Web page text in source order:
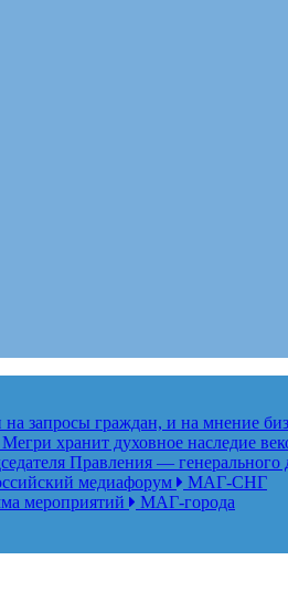
запросы граждан, и на мнение
хранит духовное наследие
Правления — генерального
медиафорум
МАГ-СНГ
мероприятий
МАГ-города